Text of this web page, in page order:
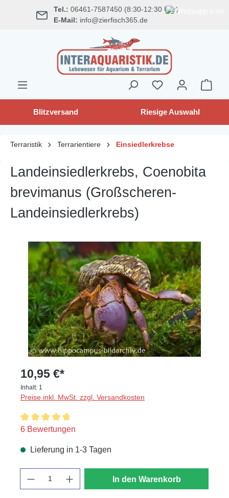
springen Tel.: 06461-7587450 (8:30-12:30 Uhr)
E-Mail: info@zierfisch365.de
Blitzversand Riesige Auswahl
Terraristik Terrarientiere Einsiedlerkrebse
Landeinsiedlerkrebs, Coenobita
brevimanus (Großscheren-
Landeinsiedlerkrebs)
Bildergalerie überspringen
10,95 €*
Inhalt: 1
Preise inkl. MwSt. zzgl. Versandkosten
Durchschnittliche Bewertung von 4.8 von 5 Sternen
6 Bewertungen
Lieferung in 1-3 Tagen
In den Warenkorb